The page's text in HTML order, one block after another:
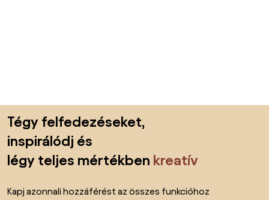
Tégy felfedezéseket,
inspirálódj és
légy teljes mértékben kreatív
Kapj azonnali hozzáférést az összes funkcióhoz